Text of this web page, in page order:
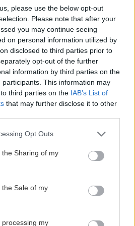
please use the below opt-out
Please note that after your
you may continue seeing
on personal information utilized by
disclosed to third parties prior to
opt-out of the further
information by third parties on the
participants. This information may
third parties on the IAB’s List of
that may further disclose it to other
app uses one or more Google
usage behaviour. You may click to
Google and its third-party tags to
purposes in below Google
Opt Outs
Sharing of my
Sale of my
my
πλέον να αρνηθεί τις
το μικρό πρόστιμο των
δικαστήριο, αλλά και το
βαριά τραυματισμένης
*Η (ξε)φουσκωμένη
κοιλιά της Beyonce
Κύματα ενθουσιασμού
έφερε στους fans της
Beyonce και του Jay-Z η
μεγάλης σταρ.
μετατράπηκε σε
της Beyonce, που ήταν